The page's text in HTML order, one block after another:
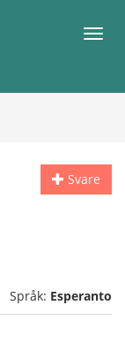
Meny
Svare
Språk: Esperanto